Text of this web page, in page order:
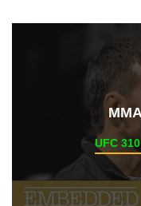
ММА
UFC